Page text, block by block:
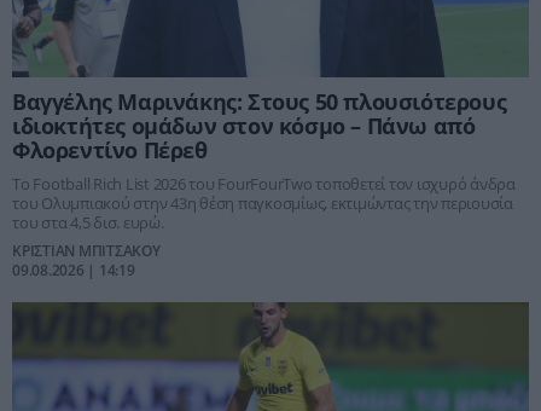
Βαγγέλης Μαρινάκης: Στους 50 πλουσιότερους
ιδιοκτήτες ομάδων στον κόσμο – Πάνω από
Φλορεντίνο Πέρεθ
Το Football Rich List 2026 του FourFourTwo τοποθετεί τον ισχυρό άνδρα
του Ολυμπιακού στην 43η θέση παγκοσμίως, εκτιμώντας την περιουσία
του στα 4,5 δισ. ευρώ.
ΚΡΙΣΤΙΑΝ ΜΠΙΤΣΑΚΟΥ
09.08.2026 | 14:19